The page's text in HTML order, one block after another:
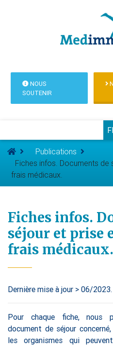
NOUS
SOUTENIR
Publications
Fiches infos. Documents de
frais médicaux.
Fiches infos.
séjour et prise
frais médicaux.
Dernière mise à jour > 06/2023.
Pour chaque fiche, nous
document de séjour
les organismes qui